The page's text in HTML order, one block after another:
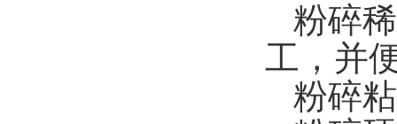
粉碎
工，并
粉碎